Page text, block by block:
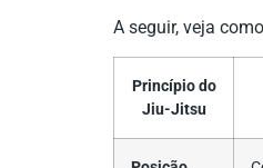
A seguir, veja
Princípio do
Jiu-Jitsu